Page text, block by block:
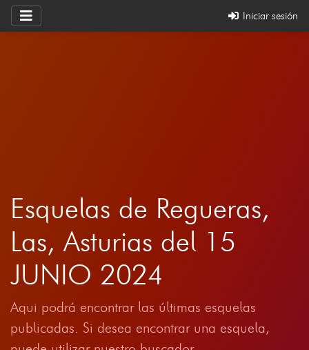
Iniciar sesión
Esquelas de Regueras,
Las, Asturias del 15
JUNIO 2024
Aqui podrá encontrar las últimas esquelas
publicadas. Si desea encontrar una esquela,